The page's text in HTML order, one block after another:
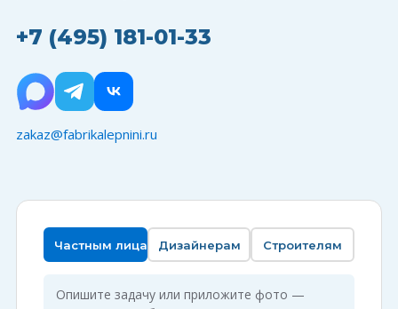
+7 (495) 181-01-33
zakaz@fabrikalepnini.ru
Частным лицам Дизайнерам Строителям
Опишите задачу или приложите фото —